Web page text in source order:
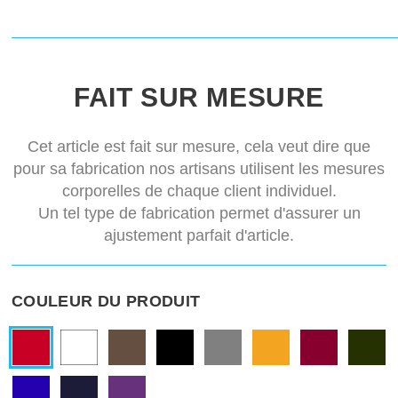
FAIT SUR MESURE
Cet article est fait sur mesure, cela veut dire que
pour sa fabrication nos artisans utilisent les mesures
corporelles de chaque client individuel.
Un tel type de fabrication permet d'assurer un
ajustement parfait d'article.
COULEUR DU PRODUIT